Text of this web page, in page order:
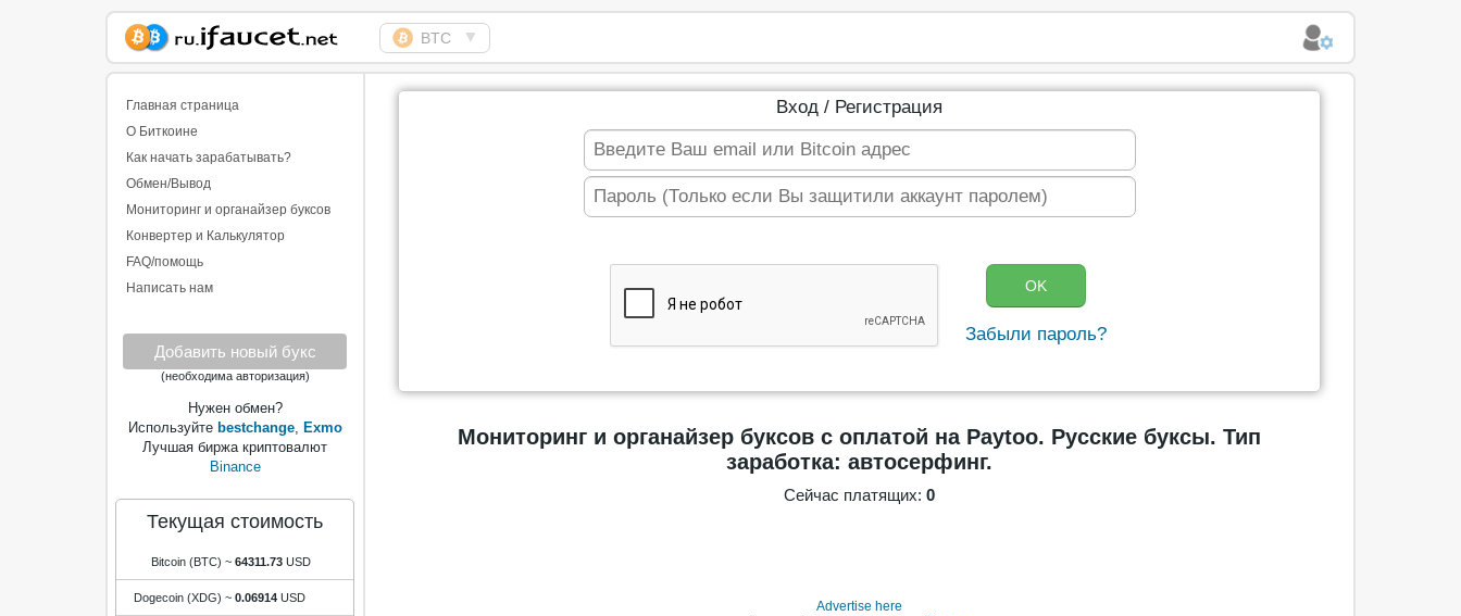
Сборщик Биткоина
самая большая
коллекция
BTC ▼
Главная страница
О Биткоине
Как начать зарабатывать?
Обмен/Вывод
Мониторинг и органайзер буксов
Конвертер и Калькулятор
FAQ/помощь
Написать нам
Добавить новый букс
(необходима авторизация)
Нужен обмен?
Используйте bestchange, Exmo
Лучшая биржа криптовалют
Binance
Текущая стоимость
Bitcoin (BTC) ~ 64311.73 USD
Dogecoin (XDG) ~ 0.06914 USD
Вход / Регистрация
Забыли пароль?
Мониторинг и органайзер буксов с оплатой на Paytoo. Русские буксы. Тип
заработка: автосерфинг.
Сейчас платящих: 0
Advertise here